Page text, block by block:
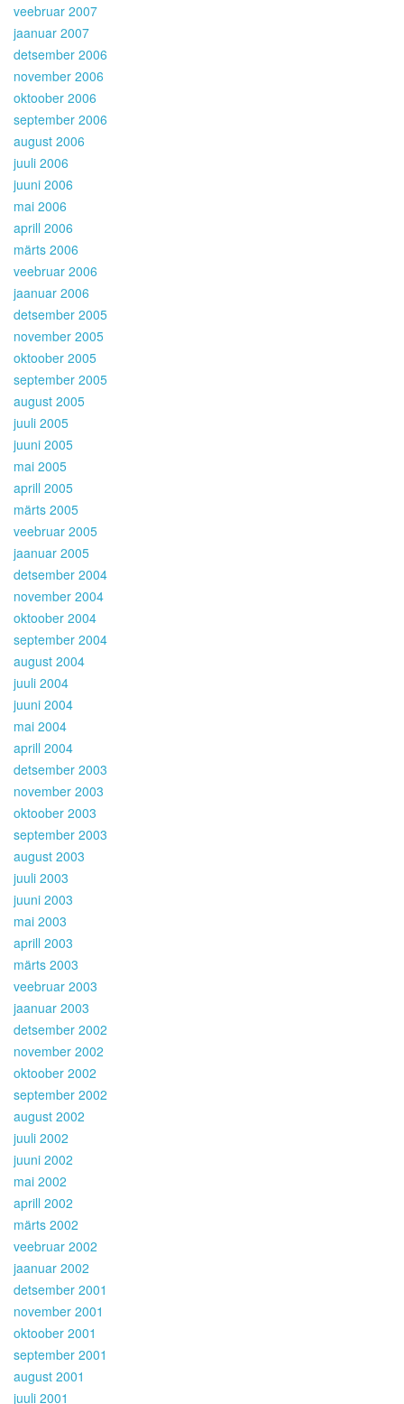
veebruar 2007
jaanuar 2007
detsember 2006
november 2006
oktoober 2006
september 2006
august 2006
juuli 2006
juuni 2006
mai 2006
aprill 2006
märts 2006
veebruar 2006
jaanuar 2006
detsember 2005
november 2005
oktoober 2005
september 2005
august 2005
juuli 2005
juuni 2005
mai 2005
aprill 2005
märts 2005
veebruar 2005
jaanuar 2005
detsember 2004
november 2004
oktoober 2004
september 2004
august 2004
juuli 2004
juuni 2004
mai 2004
aprill 2004
detsember 2003
november 2003
oktoober 2003
september 2003
august 2003
juuli 2003
juuni 2003
mai 2003
aprill 2003
märts 2003
veebruar 2003
jaanuar 2003
detsember 2002
november 2002
oktoober 2002
september 2002
august 2002
juuli 2002
juuni 2002
mai 2002
aprill 2002
märts 2002
veebruar 2002
jaanuar 2002
detsember 2001
november 2001
oktoober 2001
september 2001
august 2001
juuli 2001